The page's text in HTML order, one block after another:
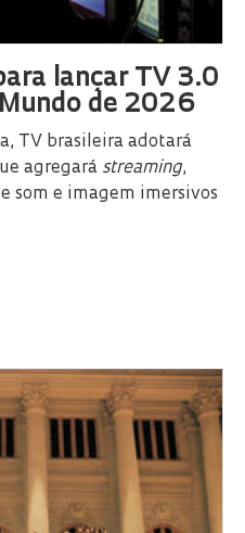
lançar TV 3.0
de 2026
TV brasileira adotará
agregará streaming,
som e imagem imersivos